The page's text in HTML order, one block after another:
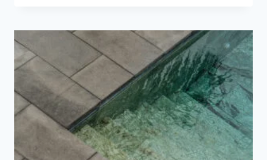
PARA
PISCINAS:
CONHEÇA
INCRÍVEIS
BENEFÍCIOS!